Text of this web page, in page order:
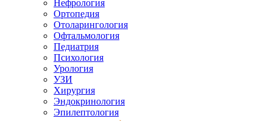
Нефрология
Ортопедия
Отоларингология
Офтальмология
Педиатрия
Психология
Урология
УЗИ
Хирургия
Эндокринология
Эпилептология